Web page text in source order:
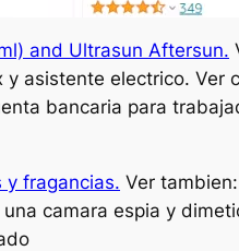
and Ultrasun Aftersun.
asistente electrico. Ver
bancaria para
y fragancias. Ver
camara espia y